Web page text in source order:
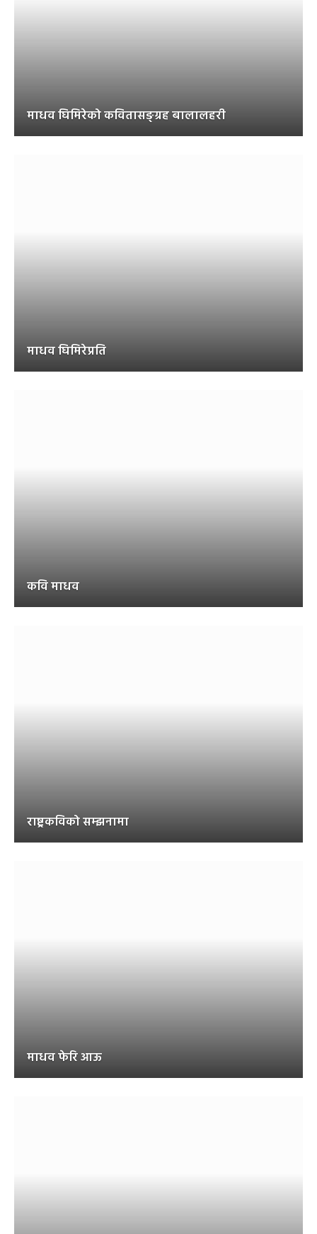
माधव घिमिरेको कवितासङ्ग्रह बालालहरी
माधव घिमिरेप्रति
कवि माधव
राष्ट्रकविको सम्झनामा
माधव फेरि आऊ